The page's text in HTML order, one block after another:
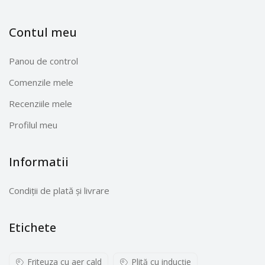
ml, așa că nu trebuie să vă faceți griji cu privire la
cu un cablu USB și după 2,5 ore puteți utiliza pe deplin
condimentele și ierburile proaspăt măcinate.
Contul meu
Panou de control
Comenzile mele
Recenziile mele
Profilul meu
Informatii
Condiții de plată și livrare
Etichete
Friteuza cu aer cald Plită cu inducţie